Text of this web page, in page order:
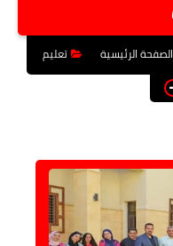
ودولى
وتحليلات
الصفحة الرئيسية
تعليم